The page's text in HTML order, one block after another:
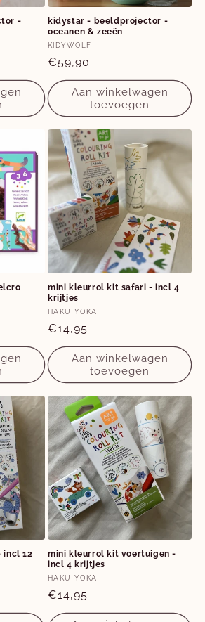
-
kidystar - beeldprojector -
oceanen & zeeën
Verkoper:
KIDYWOLF
Normale
prijs
€59,90
Aan winkelwagen
toevoegen
mini kleurrol kit safari - incl 4
krijtjes
Verkoper:
HAKU YOKA
Normale
prijs
€14,95
Aan winkelwagen
toevoegen
incl 12
mini kleurrol kit voertuigen -
incl 4 krijtjes
Verkoper:
HAKU YOKA
Normale
prijs
€14,95